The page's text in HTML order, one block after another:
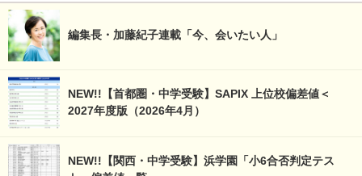
編集長・加藤紀子連載「今、会いたい人」
NEW!!【首都圏・中学受験】SAPIX 上位校偏差値＜
2027年度版（2026年4月）
NEW!!【関西・中学受験】浜学園「小6合否判定テス